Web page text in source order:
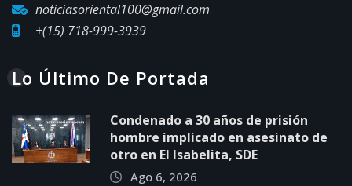
noticiasoriental100@gmail.com
+(15) 718-999-3939
Lo Último De Portada
Condenado a 30 años de prisión
hombre implicado en asesinato de
otro en El Isabelita, SDE
Ago 6, 2026